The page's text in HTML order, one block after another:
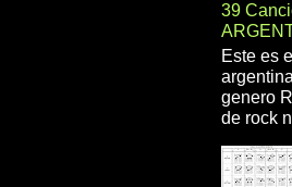
39
Este es
genero
de rock